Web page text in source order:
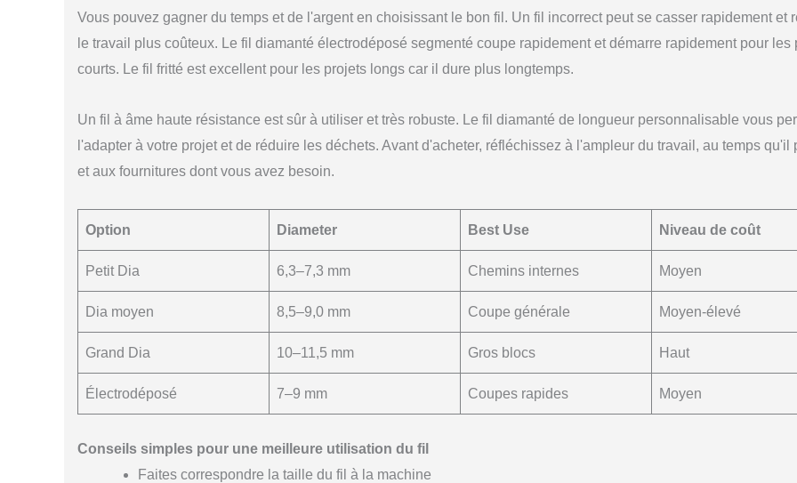
Vous pouvez gagner du temps et de l'argent en choisissant le bon fil. Un fil incorrect peut se casser rapidement et
le travail plus coûteux. Le fil diamanté électrodéposé segmenté coupe rapidement et démarre rapidement pour les
courts. Le fil fritté est excellent pour les projets longs car il dure plus longtemps.
Un fil à âme haute résistance est sûr à utiliser et très robuste. Le fil diamanté de longueur personnalisable vous
l'adapter à votre projet et de réduire les déchets. Avant d'acheter, réfléchissez à l'ampleur du travail, au temps qu'il
et aux fournitures dont vous avez besoin.
Option Diameter Best Use Niveau de coût
Petit Dia 6,3–7,3 mm Chemins internes Moyen
Dia moyen 8,5–9,0 mm Coupe générale Moyen-élevé
Grand Dia 10–11,5 mm Gros blocs Haut
Électrodéposé 7–9 mm Coupes rapides Moyen
Conseils simples pour une meilleure utilisation du fil
Faites correspondre la taille du fil à la machine